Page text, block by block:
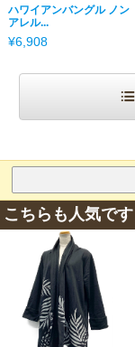
ハワイアンバングル ノン
アレル...
¥6,908
こちらも人気です